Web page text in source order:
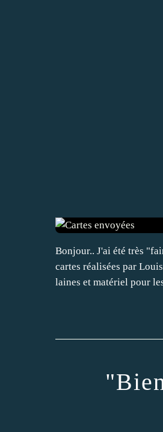
Bonjour.. J'ai été très
cartes réalisées par
laines et matériel pour